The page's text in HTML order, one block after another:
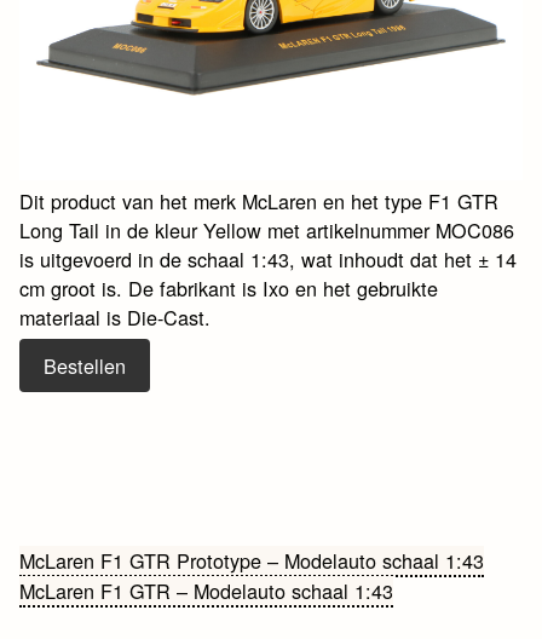
Dit product van het merk McLaren en het type F1 GTR
Long Tail in de kleur Yellow met artikelnummer MOC086
is uitgevoerd in de schaal 1:43, wat inhoudt dat het ± 14
cm groot is. De fabrikant is Ixo en het gebruikte
materiaal is Die-Cast.
Bestellen
Bericht
navigatie
McLaren F1 GTR Prototype – Modelauto schaal 1:43
McLaren F1 GTR – Modelauto schaal 1:43